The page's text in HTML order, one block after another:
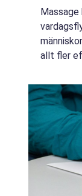
allt fler
stärker